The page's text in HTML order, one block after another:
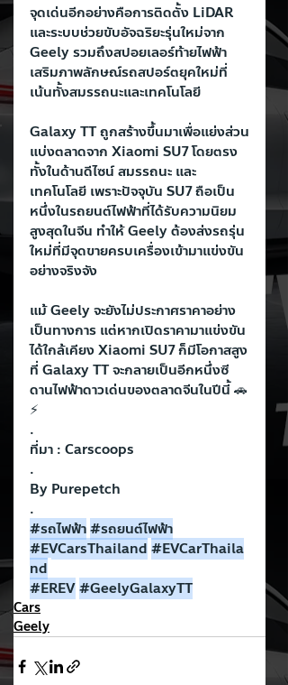
จุดเด่นอีกอย่างคือการติดตั้ง LiDAR
และระบบช่วยขับอัจฉริยะรุ่นใหม่จาก
Geely รวมถึงสปอยเลอร์ท้ายไฟฟ้า
เสริมภาพลักษณ์รถสปอร์ตยุคใหม่ที่
เน้นทั้งสมรรถนะและเทคโนโลยี
Galaxy TT ถูกสร้างขึ้นมาเพื่อแย่งส่วน
แบ่งตลาดจาก Xiaomi SU7 โดยตรง
ทั้งในด้านดีไซน์ สมรรถนะ และ
เทคโนโลยี เพราะปัจจุบัน SU7 ถือเป็น
หนึ่งในรถยนต์ไฟฟ้าที่ได้รับความนิยม
สูงสุดในจีน ทำให้ Geely ต้องส่งรถรุ่น
ใหม่ที่มีจุดขายครบเครื่องเข้ามาแข่งขัน
อย่างจริงจัง
แม้ Geely จะยังไม่ประกาศราคาอย่าง
เป็นทางการ แต่หากเปิดราคามาแข่งขัน
ได้ใกล้เคียง Xiaomi SU7 ก็มีโอกาสสูง
ที่ Galaxy TT จะกลายเป็นอีกหนึ่งซี
ดานไฟฟ้าดาวเด่นของตลาดจีนในปีนี้ 🚗
⚡
.
ที่มา : Carscoops
.
By Purepetch
.
#รถไฟฟ้า#รถยนต์ไฟฟ้า
#EVCarsThailand #EVCarThaila
nd
#EREV#GeelyGalaxyTT
Cars
Geely